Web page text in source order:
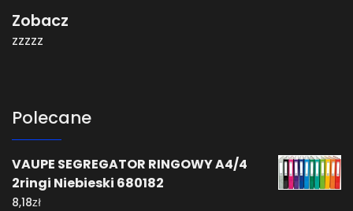
Zobacz
zzzzz
Polecane
VAUPE SEGREGATOR RINGOWY A4/4
2ringi Niebieski 680182
8,18zł